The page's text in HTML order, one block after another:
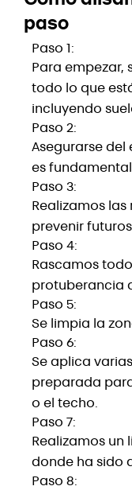
paso
Paso 1:
Para empezar,
todo lo que
incluyendo
Paso 2:
Asegurarse
es
Paso 3:
Realizamos
prevenir
Paso 4:
Rascamos
protuberancia
Paso 5:
Se limpia la
Paso 6:
Se aplica
preparada
o el techo.
Paso 7:
Realizamos
donde ha sido
Paso 8: